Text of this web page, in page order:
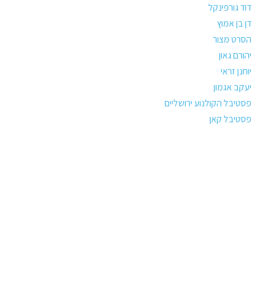
דוד גורפינקל
דן בן אמוץ
הסרט מצור
יהורם גאון
יוחנן זראי
יעקב אגמון
פסטיבל הקולנוע ירושליים
פסטיבל קאן